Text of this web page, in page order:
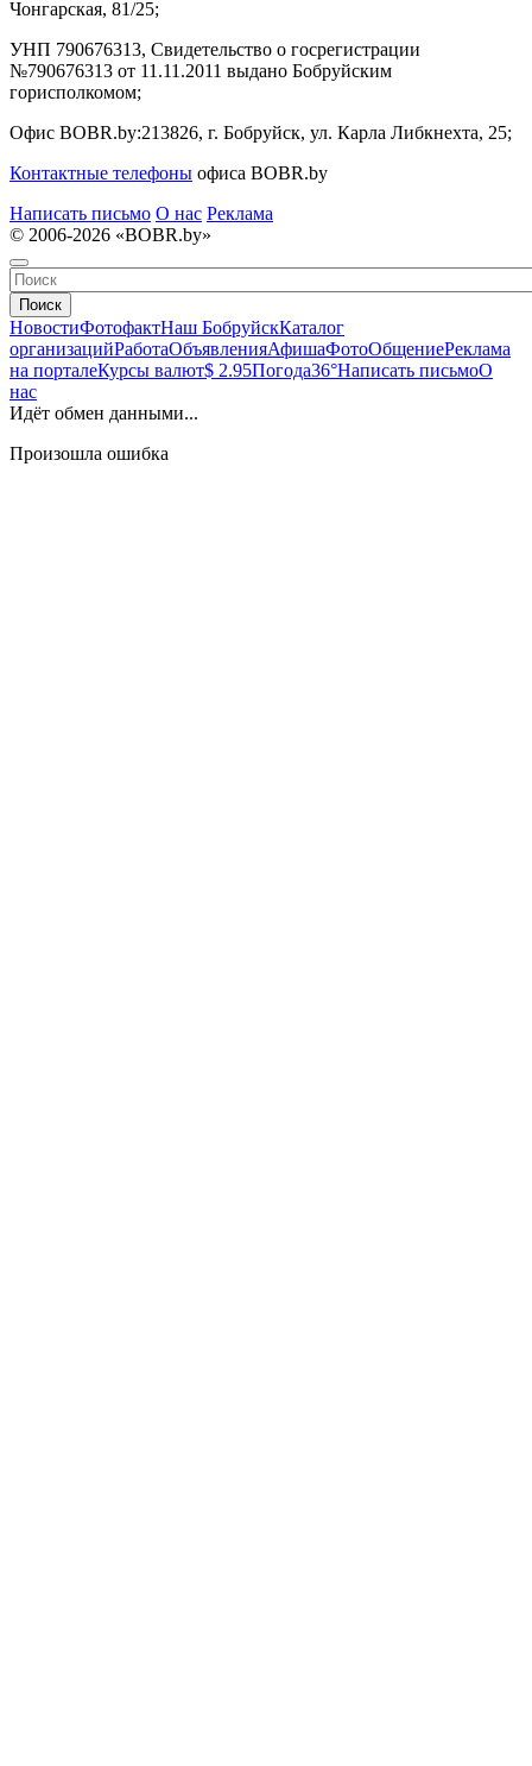
Чонгарская, 81/25;
УНП 790676313, Свидетельство о госрегистрации
№790676313 от 11.11.2011 выдано Бобруйским
горисполкомом;
Офис BOBR.by:213826, г. Бобруйск, ул. Карла Либкнехта, 25;
Контактные телефоны офиса BOBR.by
Написать письмо О нас Реклама
© 2006-2026 «BOBR.by»
Поиск
НовостиФотофактНаш БобруйскКаталог
организацийРаботаОбъявленияАфишаФотоОбщениеРеклама
на порталеКурсы валют$ 2.95Погода36°Написать письмоО
нас
Идёт обмен данными...
Произошла ошибка